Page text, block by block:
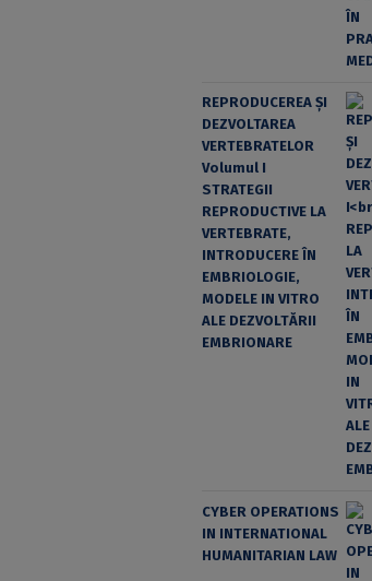
REPRODUCEREA ȘI
DEZVOLTAREA
VERTEBRATELOR
Volumul I
STRATEGII
REPRODUCTIVE LA
VERTEBRATE,
INTRODUCERE ÎN
EMBRIOLOGIE,
MODELE IN VITRO
ALE DEZVOLTĂRII
EMBRIONARE
CYBER OPERATIONS
IN INTERNATIONAL
HUMANITARIAN LAW